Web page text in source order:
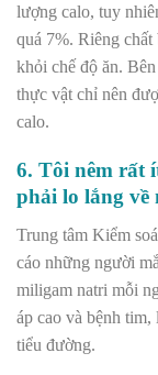
lượng calo, tuy
quá 7%. Riêng chất
khỏi chế độ ăn.
thực vật chỉ nên
calo.
6. Tôi nêm rất
phải lo lắng về
Trung tâm Kiểm
cáo những người
miligam natri mỗi
áp cao và bệnh tim,
tiểu đường.